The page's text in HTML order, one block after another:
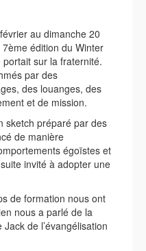
au dimanche 20
édition du Winter
sur la fraternité.
par des
des louanges, des
et de mission.
sketch préparé par des
de manière
égoïstes et
invité à adopter une
de formation nous ont
nous a parlé de la
de l’évangélisation